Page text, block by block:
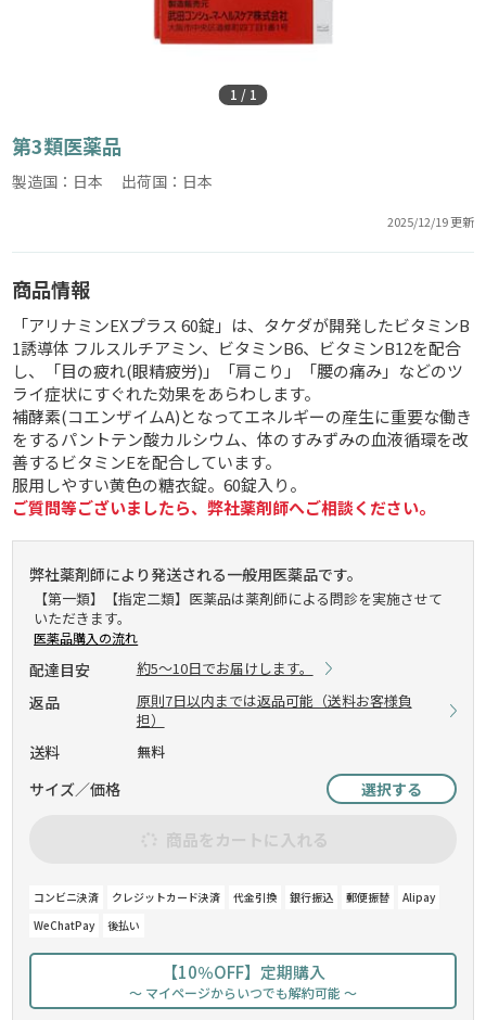
1 / 1
第3類医薬品
製造国：日本 出荷国：日本
2025/12/19 更新
商品情報
「アリナミンEXプラス 60錠」は、タケダが開発したビタミンB
1誘導体 フルスルチアミン、ビタミンB6、ビタミンB12を配合
し、「目の疲れ(眼精疲労)」「肩こり」「腰の痛み」などのツ
ライ症状にすぐれた効果をあらわします。
補酵素(コエンザイムA)となってエネルギーの産生に重要な働き
をするパントテン酸カルシウム、体のすみずみの血液循環を改
善するビタミンEを配合しています。
服用しやすい黄色の糖衣錠。60錠入り。
ご質問等ございましたら、弊社薬剤師へご相談ください。
弊社薬剤師により発送される一般用医薬品です。
【第一類】【指定二類】医薬品は薬剤師による問診を実施させて
いただきます。
医薬品購入の流れ
配達目安 約5～10日でお届けします。
返品
原則7日以内までは返品可能（送料お客様負
担）
送料 無料
サイズ／価格 選択する
商品をカートに入れる
コンビニ決済 クレジットカード決済 代金引換 銀行振込 郵便振替
Alipay
WeChatPay
後払い
【10％OFF】定期購入
～ マイページからいつでも解約可能 ～